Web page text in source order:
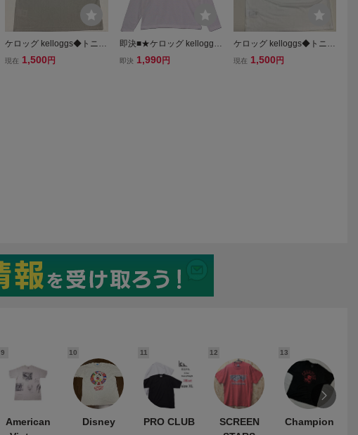
ケロッグ kelloggs◆トニー
タイガーTシャツ ◆TONY
現在 1,500 円
即決■★ケロッグ kelloggs
★■ロンTシャツ：SIZE=L
即決 1,990 円
ケロッグ kelloggs◆トニー
タイガーTシャツ ◆TONY
現在 1,500 円
9
American
10
Disney
11
PRO CLUB
12
SCREEN
13
Champion